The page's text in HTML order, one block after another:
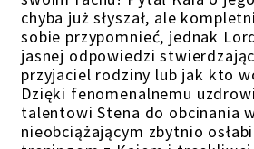
chyba już słyszał, ale
sobie przypomnieć, jednak
jasnej odpowiedzi
przyjaciel rodziny lub jak kto
Dzięki fenomenalnemu
talentowi Stena do obcinania
nieobciążającym zbytnio